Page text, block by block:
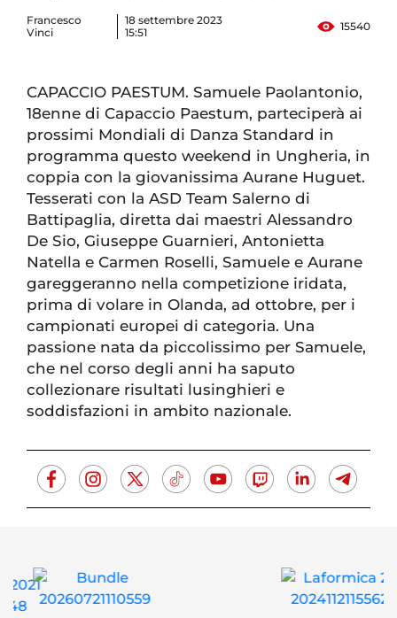
Francesco
Vinci
18 settembre 2023
15:51
15540
CAPACCIO PAESTUM. Samuele Paolantonio,
18enne di Capaccio Paestum, parteciperà ai
prossimi Mondiali di Danza Standard in
programma questo weekend in Ungheria, in
coppia con la giovanissima Aurane Huguet.
Tesserati con la ASD Team Salerno di
Battipaglia, diretta dai maestri Alessandro
De Sio, Giuseppe Guarnieri, Antonietta
Natella e Carmen Roselli, Samuele e Aurane
gareggeranno nella competizione iridata,
prima di volare in Olanda, ad ottobre, per i
campionati europei di categoria. Una
passione nata da piccolissimo per Samuele,
che nel corso degli anni ha saputo
collezionare risultati lusinghieri e
soddisfazioni in ambito nazionale.